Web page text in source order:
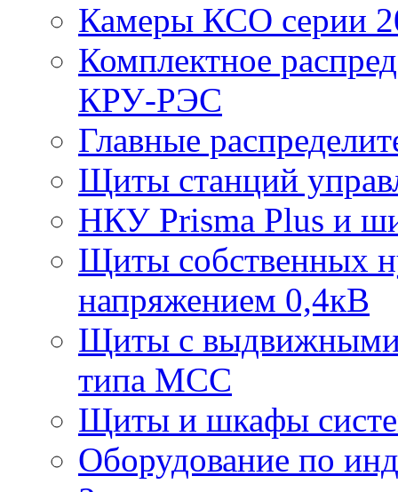
Камеры КСО серии
Комплектное
КРУ-РЭС
Главные
Щиты станций
НКУ Prisma Plus и
Щиты собственных
напряжением 0,4кВ
Щиты с выдвижными
типа МСС
Щиты и шкафы
Оборудование по